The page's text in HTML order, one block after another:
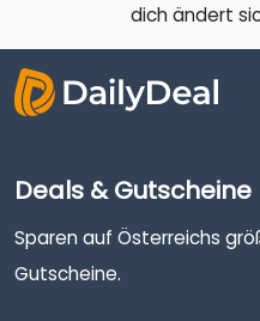
dich ändert
Deals & Gutscheine
Sparen auf Österreichs
Gutscheine.